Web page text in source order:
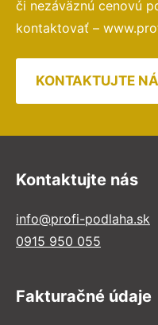
či nezáväznú cenovú
kontaktovať –
KONTAKTUJTE
Kontaktujte nás
info@profi-podlaha.sk
0915 950 055
Fakturačné údaje